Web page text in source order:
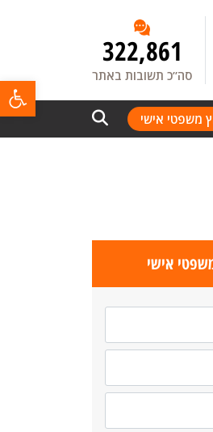
322,861
סה”כ תשובות באתר
משפטי אישי
אישי